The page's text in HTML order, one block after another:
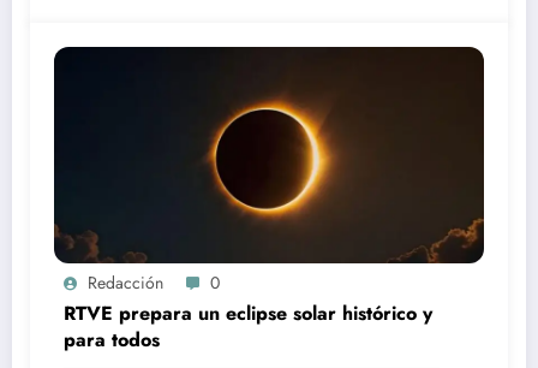
Redacción 0
RTVE prepara un eclipse solar histórico y
para todos